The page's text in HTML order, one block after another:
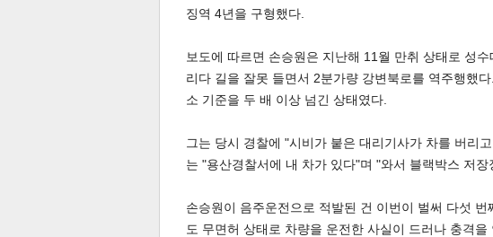
징역 4년을 구형했다.
보도에 따르면 손승원은 지난해 11월 만취 상태로 성
리다 길을 잘못 들면서 2분가량 강변북로를 역주행했
소 기준을 두 배 이상 넘긴 상태였다.
그는 당시 경찰에 "시비가 붙은 대리기사가 차를 버리
는 "용산경찰서에 내 차가 있다"며 "와서 블랙박스 저
손승원이 음주운전으로 적발된 건 이번이 벌써 다섯
도 무면허 상태로 차량을 운전한 사실이 드러나 충격